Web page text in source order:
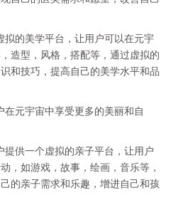
拟的美学平台，让用户可以在元宇
造型，风格，搭配等，通过虚拟的
和技巧，提高自己的美学水平和品
在元宇宙中享受更多的美丽和自
提供一个虚拟的亲子平台，让用户
，如游戏，故事，绘画，音乐等，
的亲子需求和乐趣，增进自己和孩